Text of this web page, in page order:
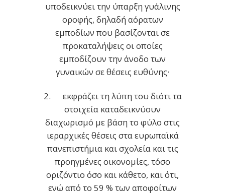
υποδεικνύει την ύπαρξη γυάλινης
οροφής, δηλαδή αόρατων
εμποδίων που βασίζονται σε
προκαταλήψεις οι οποίες
εμποδίζουν την άνοδο των
γυναικών σε θέσεις ευθύνης·
2. εκφράζει τη λύπη του διότι τα
στοιχεία καταδεικνύουν
διαχωρισμό με βάση το φύλο στις
ιεραρχικές θέσεις στα ευρωπαϊκά
πανεπιστήμια και σχολεία και τις
προηγμένες οικονομίες, τόσο
οριζόντιο όσο και κάθετο, και ότι,
ενώ από το 59 % των αποφοίτων